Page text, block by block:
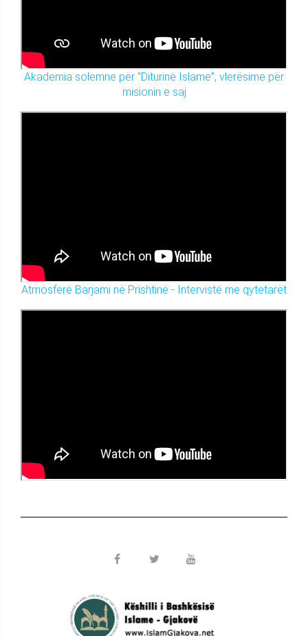
Akademia solemne për "Diturinë Islame", vlerësime për
misionin e saj
Atmosferë Barjami në Prishtinë - Intervistë me qytetarët